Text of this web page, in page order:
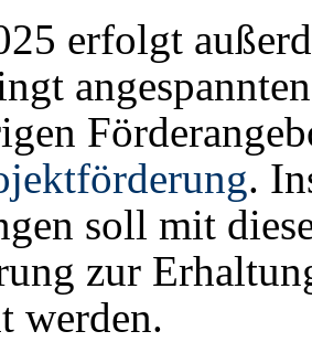
erfolgt
.
soll mit
zur
werden.